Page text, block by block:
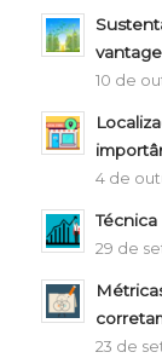
10 de
4 de
29 de
23 de